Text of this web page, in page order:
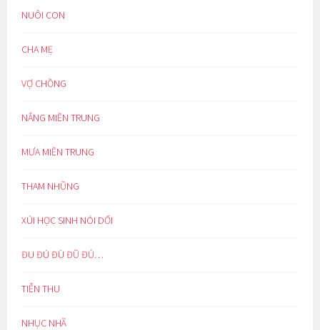
NUÔI CON
CHA MẸ
VỢ CHỒNG
NẮNG MIỀN TRUNG
MƯA MIỀN TRUNG
THAM NHŨNG
XÚI HỌC SINH NÓI DỐI
ĐU ĐÚ ĐÙ ĐŨ ĐỦ…
TIỄN THU
NHỤC NHÃ